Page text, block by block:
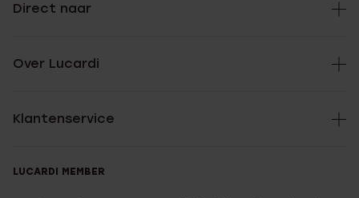
Direct naar
Over Lucardi
Klantenservice
LUCARDI MEMBER